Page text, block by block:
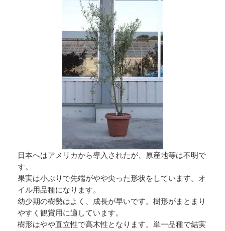
日本へはアメリカから導入されたが、原産地等は不明で
す。
果実は小ぶりで先端がやや尖った形状をしています。オ
イル用品種になります。
幼少期の樹勢はよく、成長が早いです。樹形がまとまり
やすく観賞用に適しています。
樹形はやや直立性で高木性となります。単一品種で結実